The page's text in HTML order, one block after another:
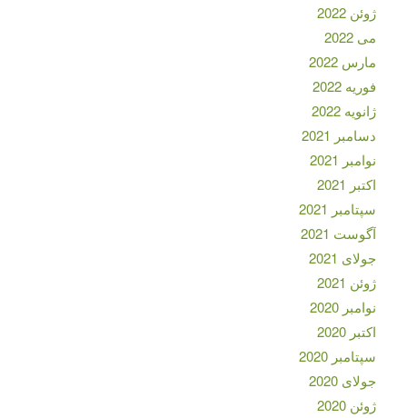
ژوئن 2022
می 2022
مارس 2022
فوریه 2022
ژانویه 2022
دسامبر 2021
نوامبر 2021
اکتبر 2021
سپتامبر 2021
آگوست 2021
جولای 2021
ژوئن 2021
نوامبر 2020
اکتبر 2020
سپتامبر 2020
جولای 2020
ژوئن 2020